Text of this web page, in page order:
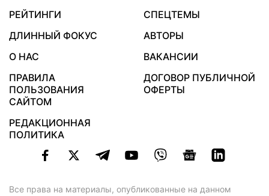
РЕЙТИНГИ
СПЕЦТЕМЫ
ДЛИННЫЙ ФОКУС
АВТОРЫ
О НАС
ВАКАНСИИ
ПРАВИЛА
ПОЛЬЗОВАНИЯ
САЙТОМ
ДОГОВОР ПУБЛИЧНОЙ
ОФЕРТЫ
РЕДАКЦИОННАЯ
ПОЛИТИКА
Все права на материалы, опубликованные на данном